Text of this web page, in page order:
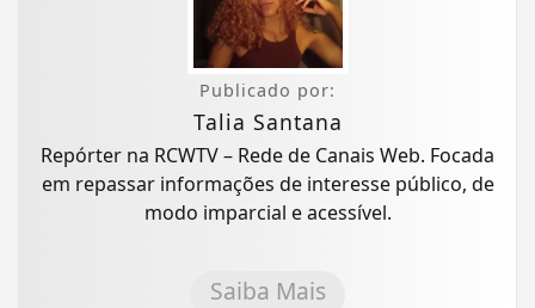
Publicado por:
Talia Santana
Repórter na RCWTV – Rede de Canais Web. Focada
em repassar informações de interesse público, de
modo imparcial e acessível.
Saiba Mais